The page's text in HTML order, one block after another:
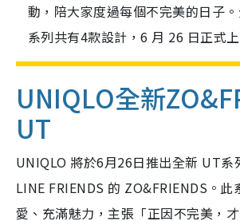
動，陪大家度過每個不完美的日子
系列共有4款設計，6 月 26 日正式上
UNIQLO全新
UT
UNIQLO 將於6月26日推出全新 UT系
LINE FRIENDS 的 ZO&FRIENDS。
愛、充滿魅力，主張「正因不完美，